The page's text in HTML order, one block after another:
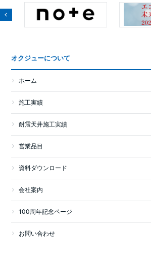
オクジューについて
ホーム
施工実績
耐震天井施工実績
営業品目
資料ダウンロード
会社案内
100周年記念ページ
お問い合わせ